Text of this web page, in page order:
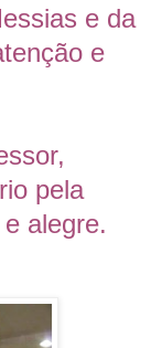
e da
e
pela
alegre.